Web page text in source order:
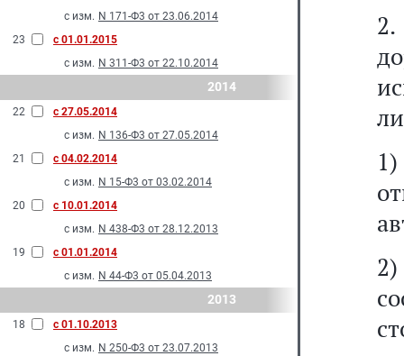
с изм. N 171-Ф3 от 23.06.2014
23
с 01.01.2015
с изм. N 311-Ф3 от 22.10.2014
2014
22
с 27.05.2014
с изм. N 136-Ф3 от 27.05.2014
21
с 04.02.2014
с изм. N 15-Ф3 от 03.02.2014
20
с 10.01.2014
с изм. N 438-Ф3 от 28.12.2013
19
с 01.01.2014
с изм. N 44-Ф3 от 05.04.2013
2013
18
с 01.10.2013
с изм. N 250-Ф3 от 23.07.2013